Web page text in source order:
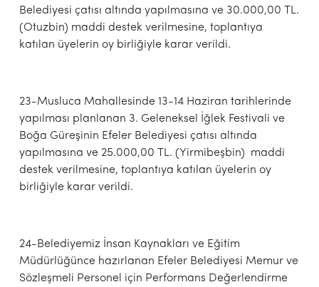
Belediyesi çatısı altında yapılmasına ve 30.000,00 TL.
(Otuzbin) maddi destek verilmesine, toplantıya
katılan üyelerin oy birliğiyle karar verildi.
23-Musluca Mahallesinde 13-14 Haziran tarihlerinde
yapılması planlanan 3. Geleneksel İğlek Festivali ve
Boğa Güreşinin Efeler Belediyesi çatısı altında
yapılmasına ve 25.000,00 TL. (Yirmibeşbin) maddi
destek verilmesine, toplantıya katılan üyelerin oy
birliğiyle karar verildi.
24-Belediyemiz İnsan Kaynakları ve Eğitim
Müdürlüğünce hazırlanan Efeler Belediyesi Memur ve
Sözleşmeli Personel için Performans Değerlendirme